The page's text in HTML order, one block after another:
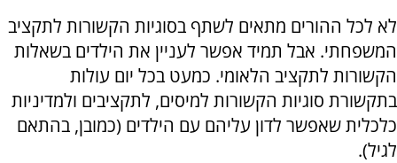
לא לכל ההורים מתאים לשתף בסוגיות הקשורות לתקציב
המשפחתי. אבל תמיד אפשר לעניין את הילדים בשאלות
הקשורות לתקציב הלאומי. כמעט בכל יום עולות
בתקשורת סוגיות הקשורות למיסים, לתקציבים ולמדיניות
כלכלית שאפשר לדון עליהם עם הילדים (כמובן, בהתאם
לגיל).